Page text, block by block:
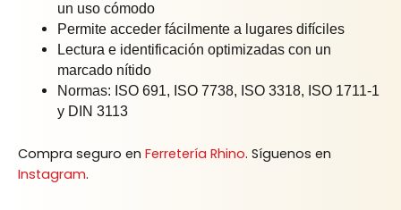
un uso cómodo
Permite acceder fácilmente a lugares difíciles
Lectura e identificación optimizadas con un
marcado nítido
Normas: ISO 691, ISO 7738, ISO 3318, ISO 1711-1
y DIN 3113
Compra seguro en Ferretería Rhino. Síguenos en
Instagram.